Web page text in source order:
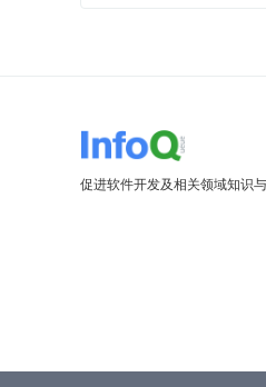
促进软件开发及相关领域知识